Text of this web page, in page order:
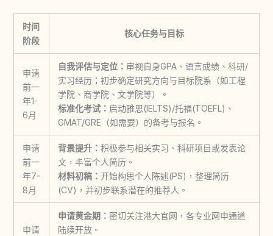
时间
阶段
核心任务与目标
申请
前一
年1-
6月
自我评估与定位： 审视自身GPA、语言成绩、科研/
实习经历；初步确定研究方向与目标院系（如工程
学院、商学院、文学院等）。
标准化考试： 启动雅思(IELTS)/托福(TOEFL)、
GMAT/GRE（如需要）的备考与报名。
申请
前一
年7-
8月
背景提升： 积极参与相关实习、科研项目或发表论
文，丰富个人简历。
材料初稿： 开始构思个人陈述(PS)，整理简历
(CV)，并初步联系潜在的推荐人。
申请
申请黄金期： 密切关注港大官网，各专业网申通道
陆续开放。